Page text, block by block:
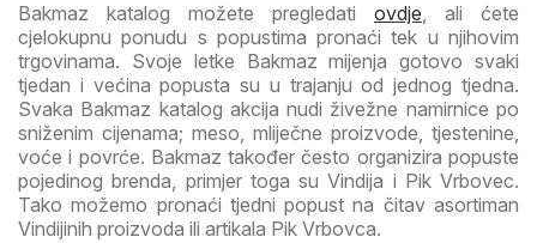
Bakmaz katalog možete pregledati ovdje, ali ćete
cjelokupnu ponudu s popustima pronaći tek u njihovim
trgovinama. Svoje letke Bakmaz mijenja gotovo svaki
tjedan i većina popusta su u trajanju od jednog tjedna.
Svaka Bakmaz katalog akcija nudi živežne namirnice po
sniženim cijenama; meso, mliječne proizvode, tjestenine,
voće i povrće. Bakmaz također često organizira popuste
pojedinog brenda, primjer toga su Vindija i Pik Vrbovec.
Tako možemo pronaći tjedni popust na čitav asortiman
Vindijinih proizvoda ili artikala Pik Vrbovca.